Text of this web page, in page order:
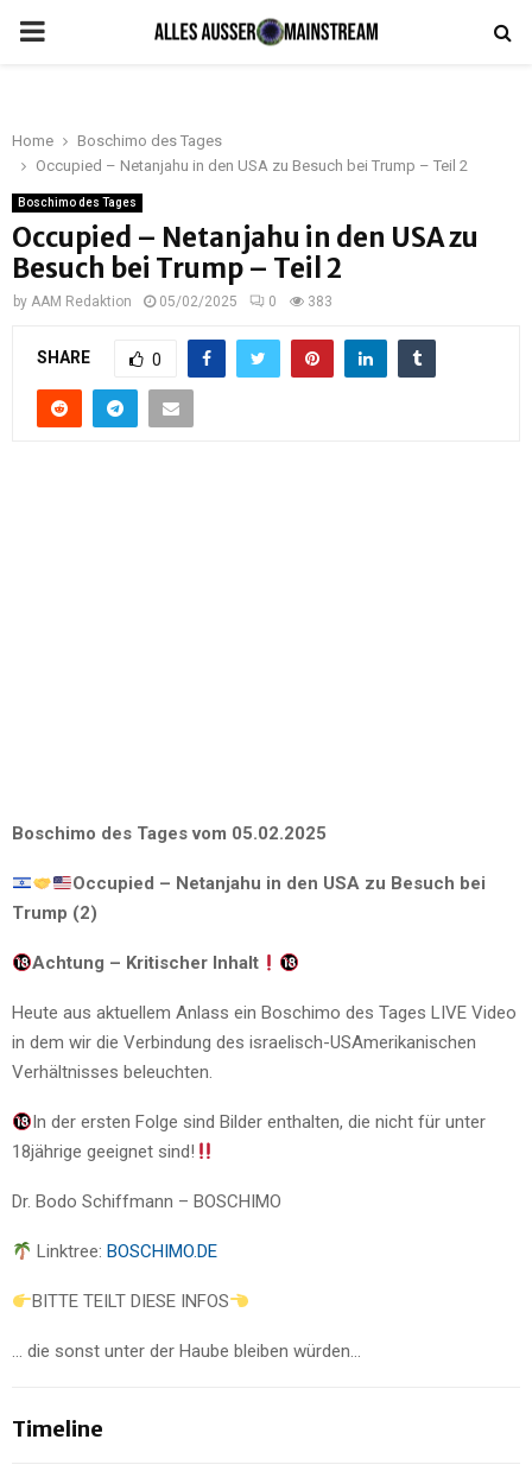
PRIMARY
Home
Boschimo des Tages
Occupied – Netanjahu in den USA zu Besuch bei Trump – Teil 2
Boschimo des Tages
Occupied – Netanjahu in den USA zu
Besuch bei Trump – Teil 2
by AAM Redaktion 05/02/2025 0 383
SHARE 0
Boschimo des Tages vom 05.02.2025
Occupied – Netanjahu in den USA zu Besuch bei
Trump (2)
Achtung – Kritischer Inhalt
Heute aus aktuellem Anlass ein Boschimo des Tages LIVE Video
in dem wir die Verbindung des israelisch-USAmerikanischen
Verhältnisses beleuchten.
In der ersten Folge sind Bilder enthalten, die nicht für unter
18jährige geeignet sind!
Dr. Bodo Schiffmann – BOSCHIMO
Linktree:BOSCHIMO.DE
BITTE TEILT DIESE INFOS
… die sonst unter der Haube bleiben würden…
Timeline